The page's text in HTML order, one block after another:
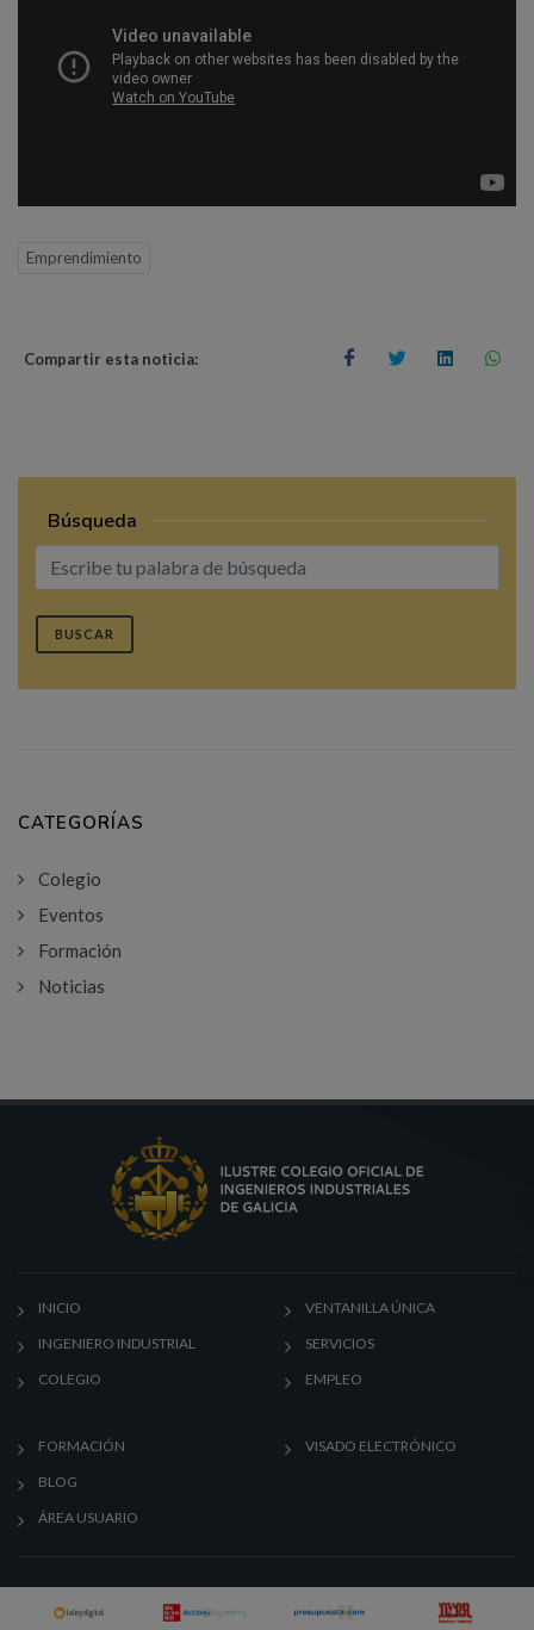
Emprendimiento
Compartir esta noticia:
Búsqueda
BUSCAR
CATEGORÍAS
Colegio
Eventos
Formación
Noticias
INICIO
INGENIERO INDUSTRIAL
COLEGIO
VENTANILLA ÚNICA
SERVICIOS
EMPLEO
FORMACIÓN
BLOG
ÁREA USUARIO
VISADO ELECTRÓNICO